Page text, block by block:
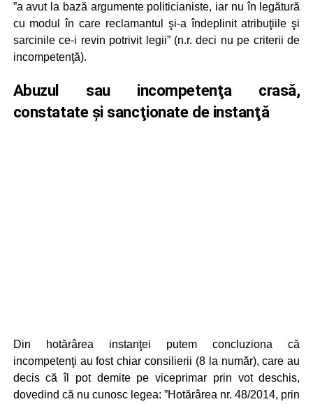
”a avut la bază argumente politicianiste, iar nu în legătură
cu modul în care reclamantul şi-a îndeplinit atribuţiile şi
sarcinile ce-i revin potrivit legii” (n.r. deci nu pe criterii de
incompetenţă).
Abuzul sau incompetenţa crasă,
constatate şi sancţionate de instanţă
Din hotărârea instanţei putem concluziona că
incompetenţi au fost chiar consilierii (8 la număr), care au
decis că îl pot demite pe viceprimar prin vot deschis,
dovedind că nu cunosc legea: ”Hotărârea nr. 48/2014, prin